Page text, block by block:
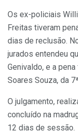
Os ex-policiais
Freitas tiveram
dias de reclusão.
jurados entendeu
Genivaldo, e a
Soares Souza, da
O julgamento,
concluído na
12 dias de sessão.